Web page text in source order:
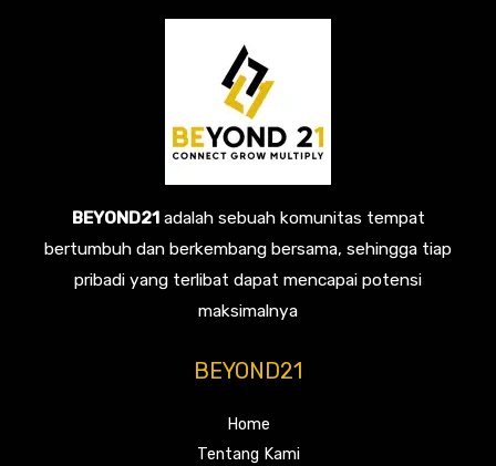
BEYOND21adalah sebuah komunitas tempat
bertumbuh dan berkembang bersama, sehingga tiap
pribadi yang terlibat dapat mencapai potensi
maksimalnya
BEYOND21
Home
Tentang Kami